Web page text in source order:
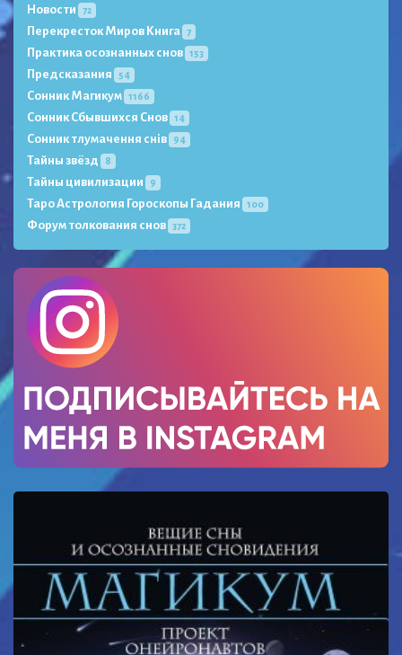
Новости 72
Перекресток Миров Книга 7
Практика осознанных снов 153
Предсказания 54
Сонник Магикум 1166
Сонник Сбывшихся Снов 14
Сонник тлумачення снів 94
Тайны звёзд 8
Тайны цивилизации 9
Таро Астрология Гороскопы Гадания 100
Форум толкования снов 372